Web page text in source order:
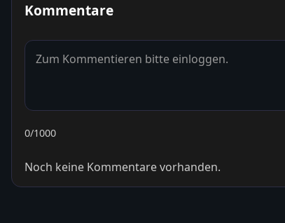
Kommentare
0/1000
Noch keine Kommentare vorhanden.